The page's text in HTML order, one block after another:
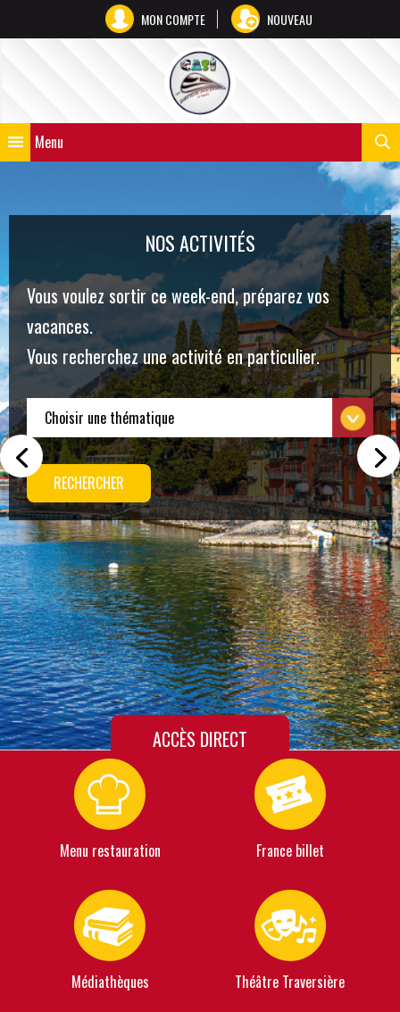
MON COMPTE NOUVEAU
Menu
NOS ACTIVITÉS
Vous voulez sortir ce week-end, préparez vos
vacances.
Vous recherchez une activité en particulier.
RECHERCHER
ACCÈS DIRECT
Menu restauration France billet
Médiathèques Théâtre Traversière